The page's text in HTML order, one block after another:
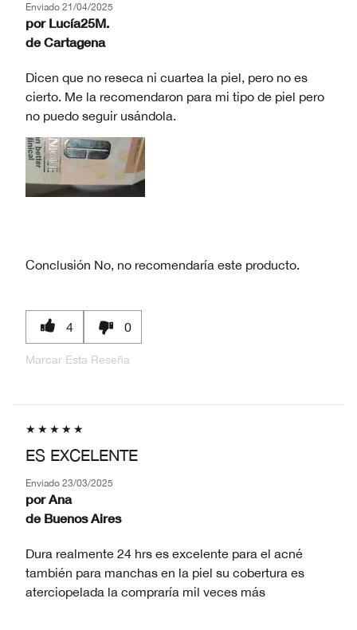
Enviado 21/04/2025
por Lucía25M.
de Cartagena
Dicen que no reseca ni cuartea la piel, pero no es
cierto. Me la recomendaron para mi tipo de piel pero
no puedo seguir usándola.
Conclusión No, no recomendaría este producto.
4 0
Marcar Esta Reseña
ES EXCELENTE
Enviado 23/03/2025
por Ana
de Buenos Aires
Dura realmente 24 hrs es excelente para el acné
también para manchas en la piel su cobertura es
aterciopelada la compraría mil veces más